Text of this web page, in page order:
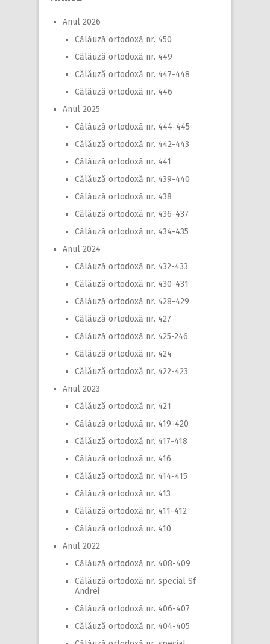
Anul 2026
Călăuză ortodoxă nr. 450
Călăuză ortodoxă nr. 449
Călăuză ortodoxă nr. 447-448
Călăuză ortodoxă nr. 446
Anul 2025
Călăuză ortodoxă nr. 444-445
Călăuză ortodoxă nr. 442-443
Călăuză ortodoxă nr. 441
Călăuză ortodoxă nr. 439-440
Călăuză ortodoxă nr. 438
Călăuză ortodoxă nr. 436-437
Călăuză ortodoxă nr. 434-435
Anul 2024
Călăuză ortodoxă nr. 432-433
Călăuză ortodoxă nr. 430-431
Călăuză ortodoxă nr. 428-429
Călăuză ortodoxă nr. 427
Călăuză ortodoxă nr. 425-246
Călăuză ortodoxă nr. 424
Călăuză ortodoxă nr. 422-423
Anul 2023
Călăuză ortodoxă nr. 421
Călăuză ortodoxă nr. 419-420
Călăuză ortodoxă nr. 417-418
Călăuză ortodoxă nr. 416
Călăuză ortodoxă nr. 414-415
Călăuză ortodoxă nr. 413
Călăuză ortodoxă nr. 411-412
Călăuză ortodoxă nr. 410
Anul 2022
Călăuză ortodoxă nr. 408-409
Călăuză ortodoxă nr. special Sf
Andrei
Călăuză ortodoxă nr. 406-407
Călăuză ortodoxă nr. 404-405